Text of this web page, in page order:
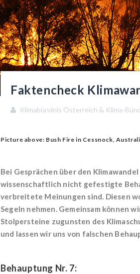
Faktencheck
Klimabündnis Österreich & Klima-
Picture above: Bush Fire in Cessnock,
Bei Gesprächen über den
wissenschaftlich nicht gefestigte
verbreitete Meinungen sind. Diesen
Segeln nehmen. Gemeinsam können
Stolpersteine zugunsten des
und lassen wir uns von falschen
Behauptung Nr. 7: